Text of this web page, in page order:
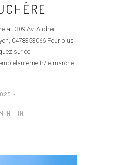
au 309 Av. Andreï
0478353066 Pour plus
sur ce
le-marche-
-
IN